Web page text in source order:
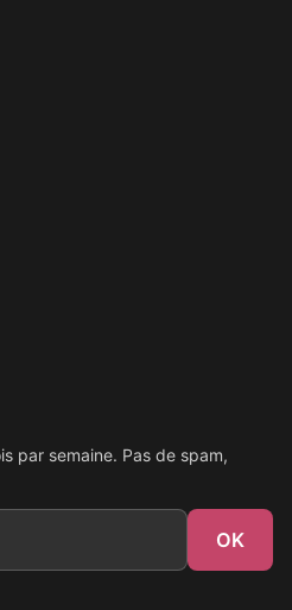
par semaine. Pas de spam,
OK